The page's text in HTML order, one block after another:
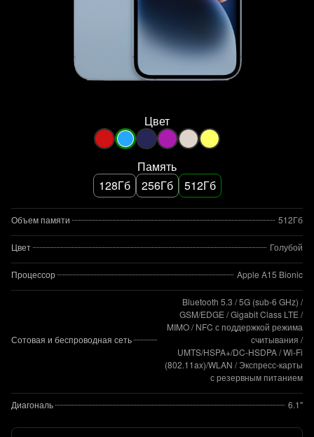
Цвет
Память
128Гб
256Гб 512Гб
Объем памяти 512Гб
Цвет Голубой
Процессор Apple A15 Bionic
Сотовая и беспроводная сеть
Bluetooth 5.3 / 5G (sub‑6 GHz) /
GSM/EDGE / Gigabit Class LTE /
MIMO / NFC с поддержкой режима
считывания /
UMTS/HSPA+/DC‑HSDPA / Wi-Fi
(802.11​ax)/WLAN / Экспресс‑карты
с резервным питанием
Диагональ 6.1"